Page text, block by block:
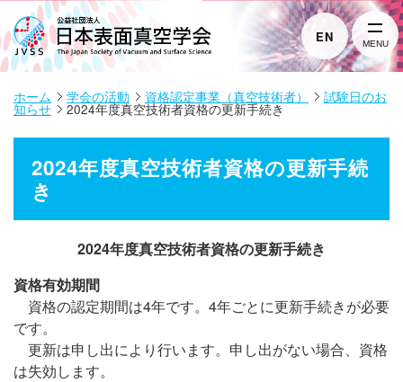
EN MENU
ホーム 学会の活動 資格認定事業（真空技術者） 試験日のお
知らせ 2024年度真空技術者資格の更新手続き
2024年度真空技術者資格の更新手続
き
2024年度真空技術者資格の更新手続き
資格有効期間
資格の認定期間は4年です。4年ごとに更新手続きが必要
です。
更新は申し出により行います。申し出がない場合、資格
は失効します。